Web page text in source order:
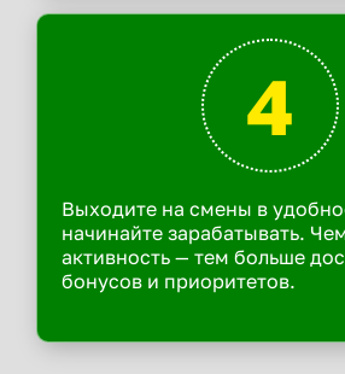
4
Выходите на смены в
начинайте зарабатывать.
активность — тем больше
бонусов и приоритетов.